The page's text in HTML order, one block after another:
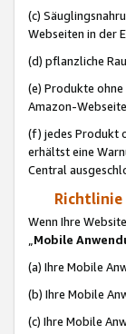
(c)
Webseiten in der
(d) pflanzliche
(e) Produkte
Amazon-
(f) jedes Produkt
erhältst eine
Central
Richtlinie
Wenn Ihre
„Mobile
(a) Ihre Mobile
(b) Ihre Mobile
(c) Ihre Mobile